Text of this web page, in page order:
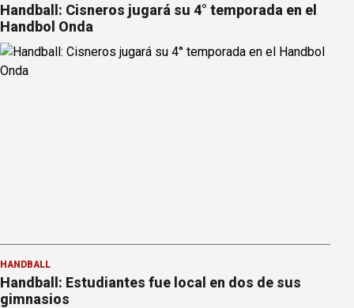
Handball: Cisneros jugará su 4° temporada en el
Handbol Onda
HANDBALL
Handball: Estudiantes fue local en dos de sus
gimnasios